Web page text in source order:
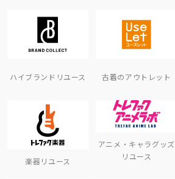
ハイブランドリユース 古着のアウトレット
楽器リユース
アニメ・キャラグッズ
リユース